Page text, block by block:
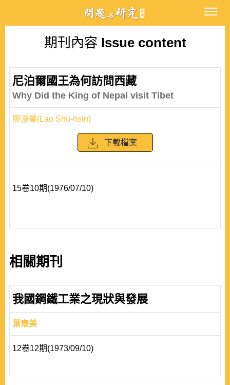
期刊內容 Issue content
尼泊爾國王為何訪問西藏
Why Did the King of Nepal visit Tibet
廖淑馨(Lao Shu-hsin)
下載檔案
15卷10期(1976/07/10)
相關期刊
我國鋼鐵工業之現狀與發展
葉章美
12卷12期(1973/09/10)